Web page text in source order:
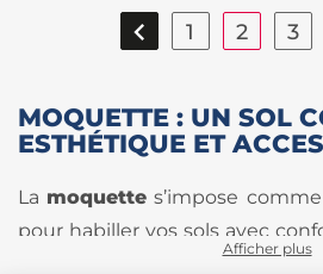
 1 2 3
MOQUETTE : UN SOL
ESTHÉTIQUE ET
La moquette s’impose
pour habiller vos sols avec
en maîtrisant votre budget.
Afficher plus